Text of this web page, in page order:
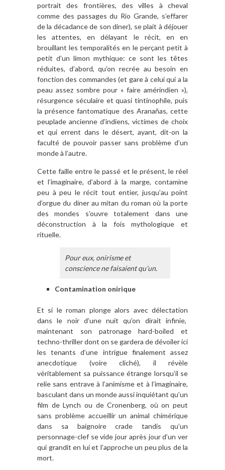
portrait des frontières, des villes à cheval
comme des passages du Rio Grande, s’effarer
de la décadance de son diner), se plait à déjouer
les attentes, en délayant le récit, en en
brouillant les temporalités en le perçant petit à
petit d’un limon mythique: ce sont les têtes
réduites, d’abord, qu’on recrée au besoin en
fonction des commandes (et gare à celui qui a la
peau assez sombre pour « faire amérindien »),
résurgence séculaire et quasi tintinophile, puis
la présence fantomatique des Aranañas, cette
peuplade ancienne d’indiens, victimes de choix
et qui errent dans le désert, ayant, dit-on la
faculté de pouvoir passer sans problème d’un
monde à l’autre.
Cette faille entre le passé et le présent, le réel
et l’imaginaire, d’abord à la marge, contamine
peu à peu le récit tout entier, jusqu’au point
d’orgue du diner au mitan du roman où la porte
des mondes s’ouvre totalement dans une
déconstruction à la fois mythologique et
rituelle.
Pour eux, onirisme et
conscience ne faisaient qu’un.
Contamination onirique
Et si le roman plonge alors avec délectation
dans le noir d’une nuit qu’on dirait infinie,
maintenant son patronage hard-boiled et
techno-thriller dont on se gardera de dévoiler ici
les tenants d’une intrigue finalement assez
anecdotique (voire cliché), il révèle
véritablement sa puissance étrange lorsqu’il se
relie sans entrave à l’animisme et à l’imaginaire,
basculant dans un monde aussi inquiétant qu’un
film de Lynch ou de Cronenberg, où on peut
sans problème accueillir un animal chimérique
dans sa baignoire crade tandis qu’un
personnage-clef se vide jour après jour d’un ver
qui grandit en lui et l’approche un peu plus de la
mort.